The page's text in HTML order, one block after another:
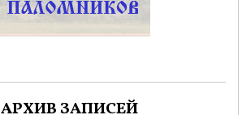
АРХИВ ЗАПИСЕЙ